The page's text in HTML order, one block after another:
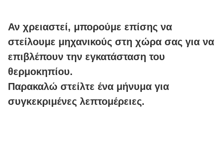
Αν χρειαστεί, μπορούμε επίσης να
στείλουμε μηχανικούς στη χώρα σας για να
επιβλέπουν την εγκατάσταση του
θερμοκηπίου.
Παρακαλώ στείλτε ένα μήνυμα για
συγκεκριμένες λεπτομέρειες.